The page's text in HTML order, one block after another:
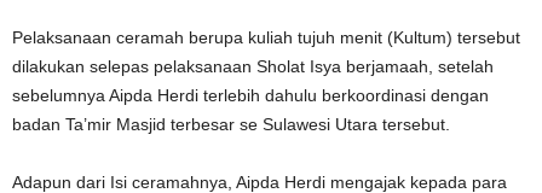
Pelaksanaan ceramah berupa kuliah tujuh menit (Kultum) tersebut
dilakukan selepas pelaksanaan Sholat Isya berjamaah, setelah
sebelumnya Aipda Herdi terlebih dahulu berkoordinasi dengan
badan Ta’mir Masjid terbesar se Sulawesi Utara tersebut.
Adapun dari Isi ceramahnya, Aipda Herdi mengajak kepada para